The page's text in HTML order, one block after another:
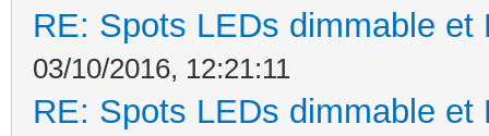
RE: Spots LEDs dimmable
03/10/2016, 12:21:11
RE: Spots LEDs dimmable